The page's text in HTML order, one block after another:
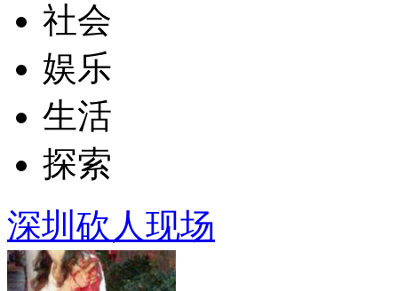
社会
娱乐
生活
探索
深圳砍人现场